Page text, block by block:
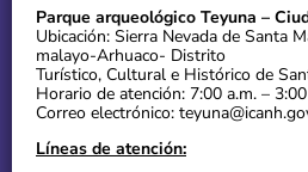
Parque arqueológico Teyuna –
Ubicación: Sierra Nevada de Santa
malayo-Arhuaco- Distrito
Turístico, Cultural e Histórico de
Horario de atención: 7:00 a.m. –
Correo electrónico:
Líneas de atención: